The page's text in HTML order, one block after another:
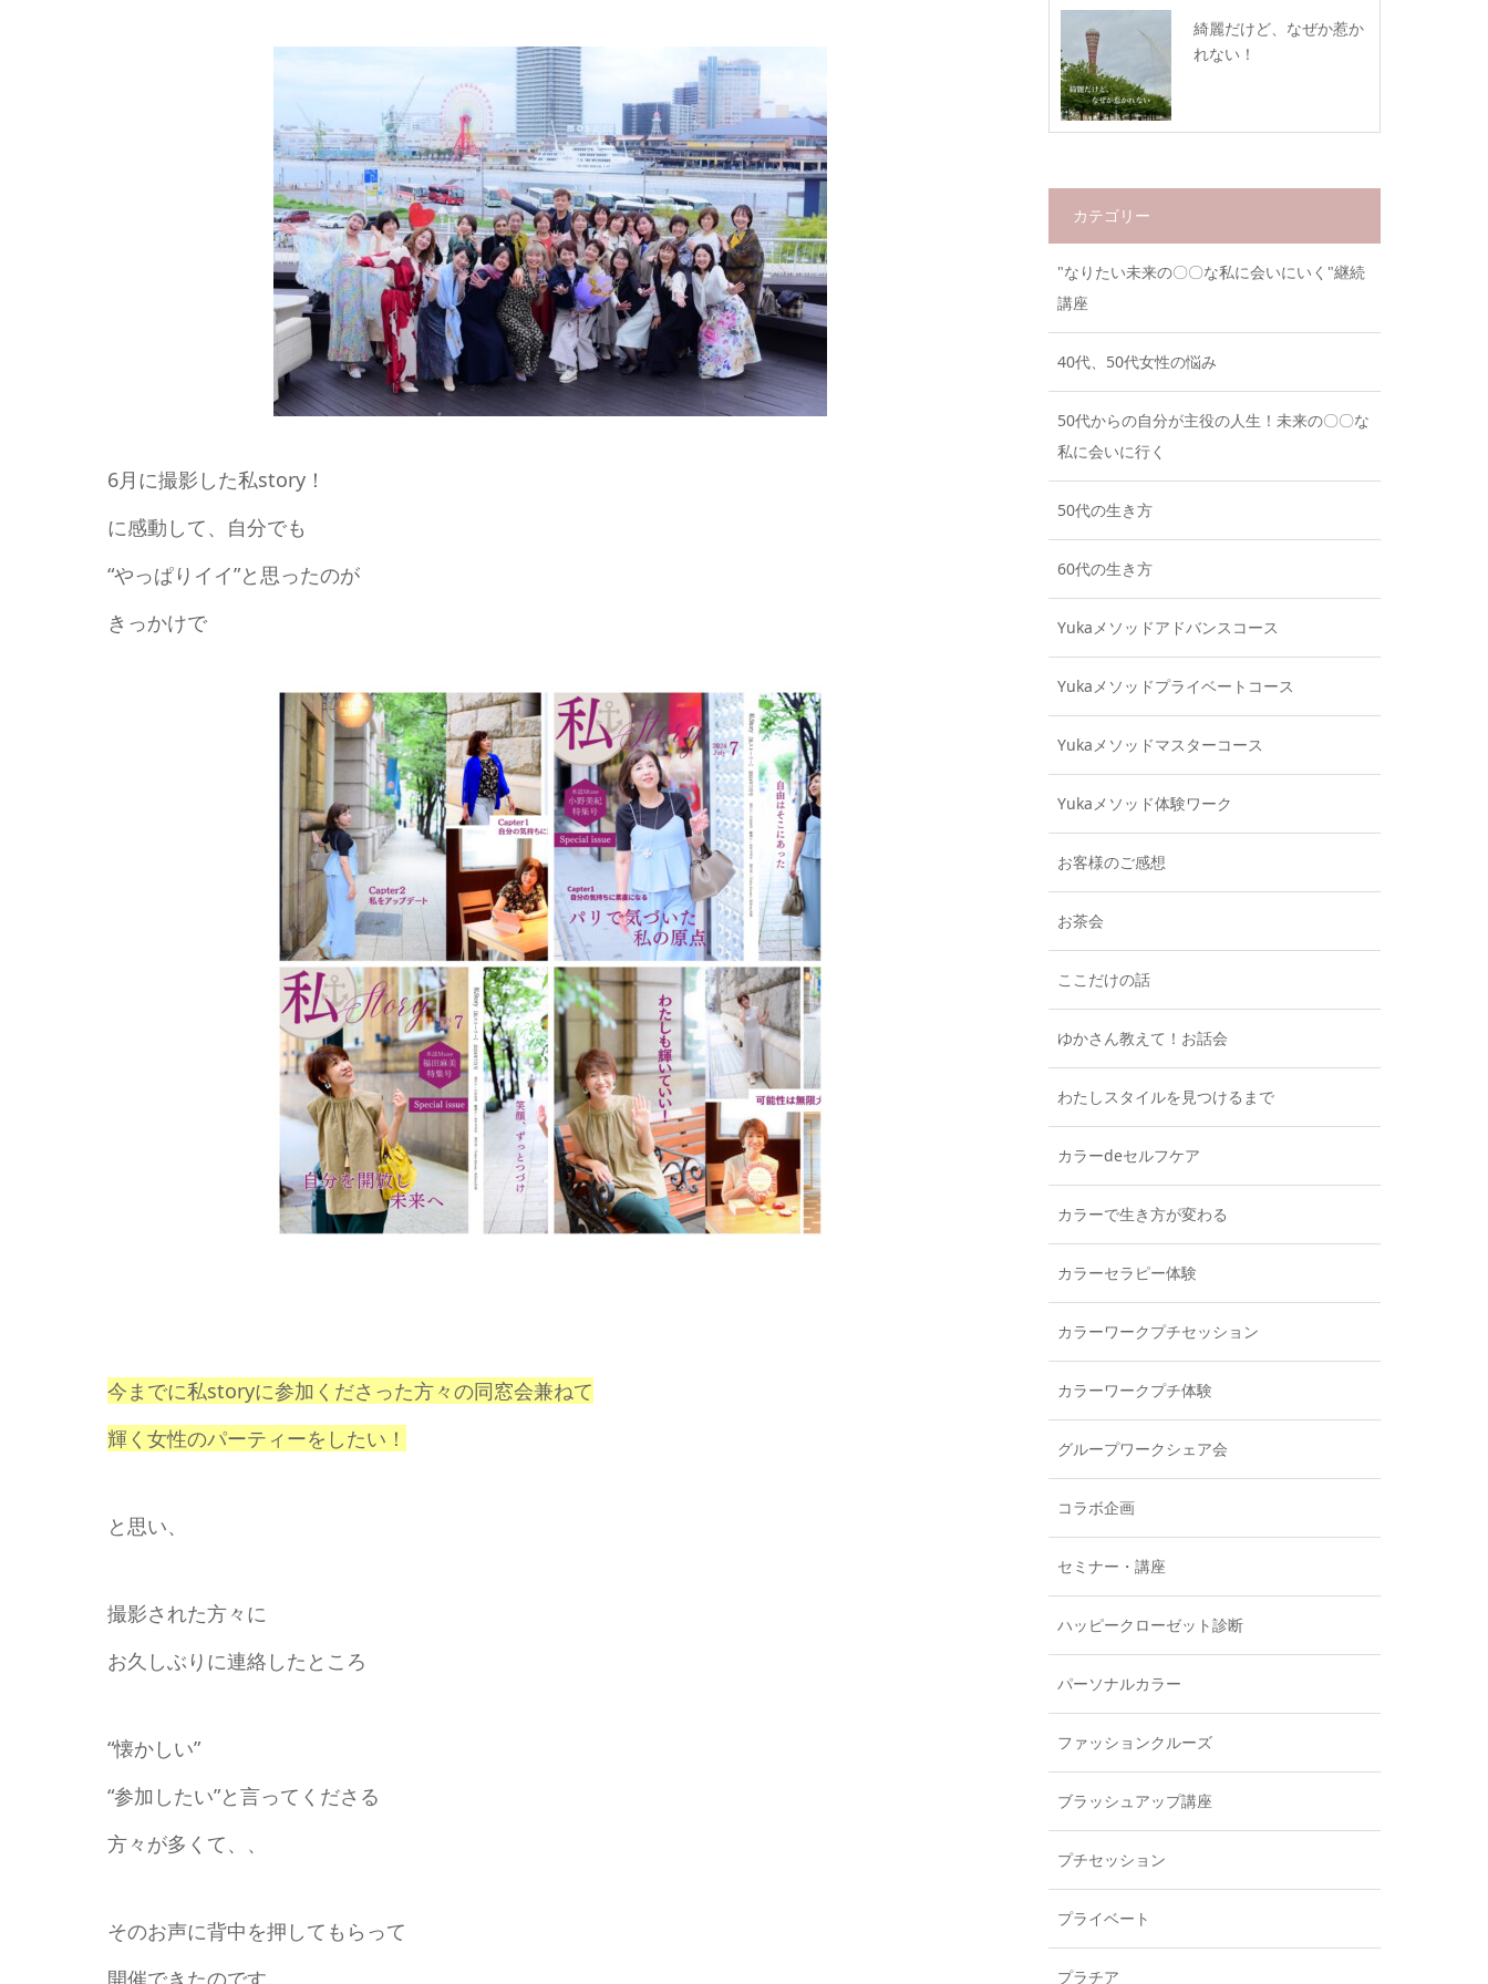
6月に撮影した私story！
に感動して、自分でも
“やっぱりイイ”と思ったのが
きっかけで
今までに私storyに参加くださった方々の同窓会兼ねて
輝く女性のパーティーをしたい！
と思い、
撮影された方々に
お久しぶりに連絡したところ
“懐かしい”
“参加したい”と言ってくださる
方々が多くて、、
そのお声に背中を押してもらって
開催できたのです。
綺麗だけど、なぜか惹か
れない！
カテゴリー
"なりたい未来の〇〇な私に会いにいく"継続
講座
40代、50代女性の悩み
50代からの自分が主役の人生！未来の〇〇な
私に会いに行く
50代の生き方
60代の生き方
Yukaメソッドアドバンスコース
Yukaメソッドプライベートコース
Yukaメソッドマスターコース
Yukaメソッド体験ワーク
お客様のご感想
お茶会
ここだけの話
ゆかさん教えて！お話会
わたしスタイルを見つけるまで
カラーdeセルフケア
カラーで生き方が変わる
カラーセラピー体験
カラーワークプチセッション
カラーワークプチ体験
グループワークシェア会
コラボ企画
セミナー・講座
ハッピークローゼット診断
パーソナルカラー
ファッションクルーズ
ブラッシュアップ講座
プチセッション
プライベート
プラチア